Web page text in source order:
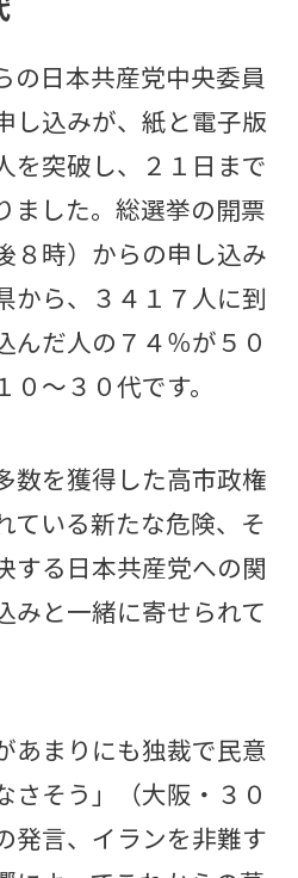
日本共産党中央委員
し込みが、紙と電子版
を突破し、２１日まで
ました。総選挙の開票
８時）からの申し込み
から、３４１７人に到
んだ人の７４％が５０
～３０代です。
数を獲得した高市政権
ている新たな危険、そ
する日本共産党への関
みと一緒に寄せられて
あまりにも独裁で民意
さそう」（大阪・３０
発言、イランを非難す